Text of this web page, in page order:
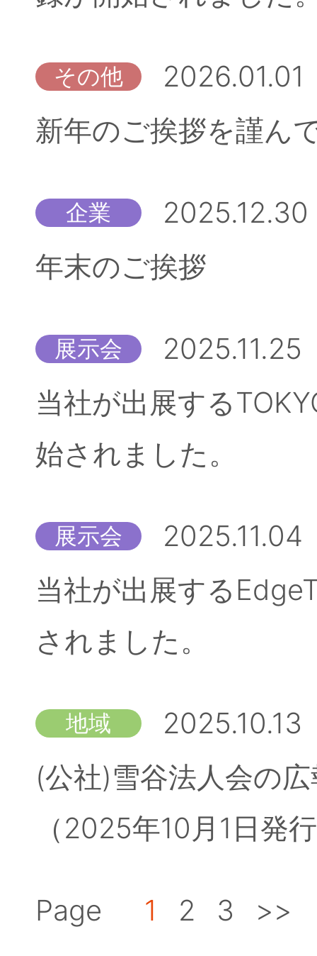
その他
2026.01.01
新年のご挨拶を謹ん
企業
2025.12.30
年末のご挨拶
展示会
2025.11.25
当社が出展する
始されました。
展示会
2025.11.04
当社が出展する
されました。
地域
2025.10.13
(公社)雪谷法人会の
（2025年10月1日発
Page 1 2 3 >>